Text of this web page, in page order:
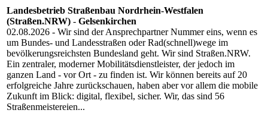
Landesbetrieb Straßenbau Nordrhein-Westfalen
(Straßen.NRW) - Gelsenkirchen
02.08.2026 - Wir sind der Ansprechpartner Nummer eins, wenn es
um Bundes- und Landesstraßen oder Rad(schnell)wege im
bevölkerungsreichsten Bundesland geht. Wir sind Straßen.NRW.
Ein zentraler, moderner Mobilitätsdienstleister, der jedoch im
ganzen Land - vor Ort - zu finden ist. Wir können bereits auf 20
erfolgreiche Jahre zurückschauen, haben aber vor allem die mobile
Zukunft im Blick: digital, flexibel, sicher. Wir, das sind 56
Straßenmeistereien...